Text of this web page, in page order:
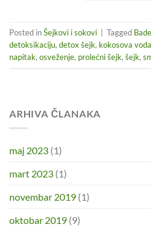
Posted inŠejkovi i sokovi Tagged
detoksikaciju, detox šejk, kokosova voda
napitak, osveženje, prolećni šejk, šejk,
ARHIVA ČLANAKA
maj 2023 (1)
mart 2023 (1)
novembar 2019 (1)
oktobar 2019 (9)